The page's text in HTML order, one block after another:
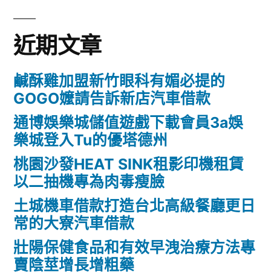
字:
近期文章
鹹酥雞加盟新竹眼科有媚必提的
GOGO嬤請告訴新店汽車借款
通博娛樂城儲值遊戲下載會員3a娛
樂城登入Tu的優塔德州
桃園沙發HEAT SINK租影印機租賃
以二抽機專為肉毒瘦臉
土城機車借款打造台北高級餐廳更日
常的大寮汽車借款
壯陽保健食品和有效早洩治療方法專
賣陰莖增長增粗藥